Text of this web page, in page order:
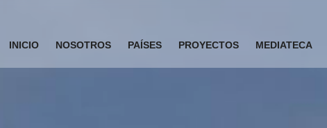
INICIO NOSOTROS PAÍSES PROYECTOS MEDIATECA